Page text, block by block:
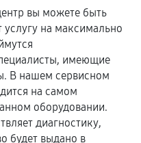
вы можете быть
на максимально
имеющие
В нашем сервисном
на самом
оборудовании.
диагностику,
будет выдано в